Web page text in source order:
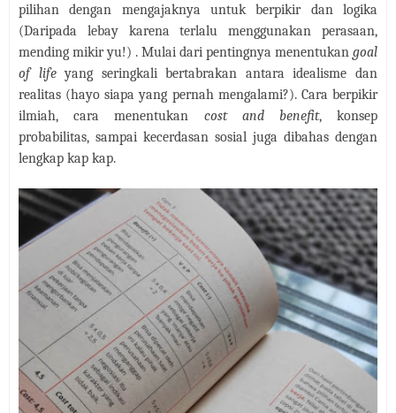
pilihan dengan mengajaknya untuk berpikir dan logika
(Daripada lebay karena terlalu menggunakan perasaan,
mending mikir yu!) . Mulai dari pentingnya menentukan goal
of lifeyang seringkali bertabrakan antara idealisme dan
realitas (hayo siapa yang pernah mengalami?). Cara berpikir
ilmiah, cara menentukan cost and benefit, konsep
probabilitas, sampai kecerdasan sosial juga dibahas dengan
lengkap kap kap.